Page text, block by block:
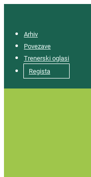
Arhiv
Povezave
Trenerski oglasi
Regista